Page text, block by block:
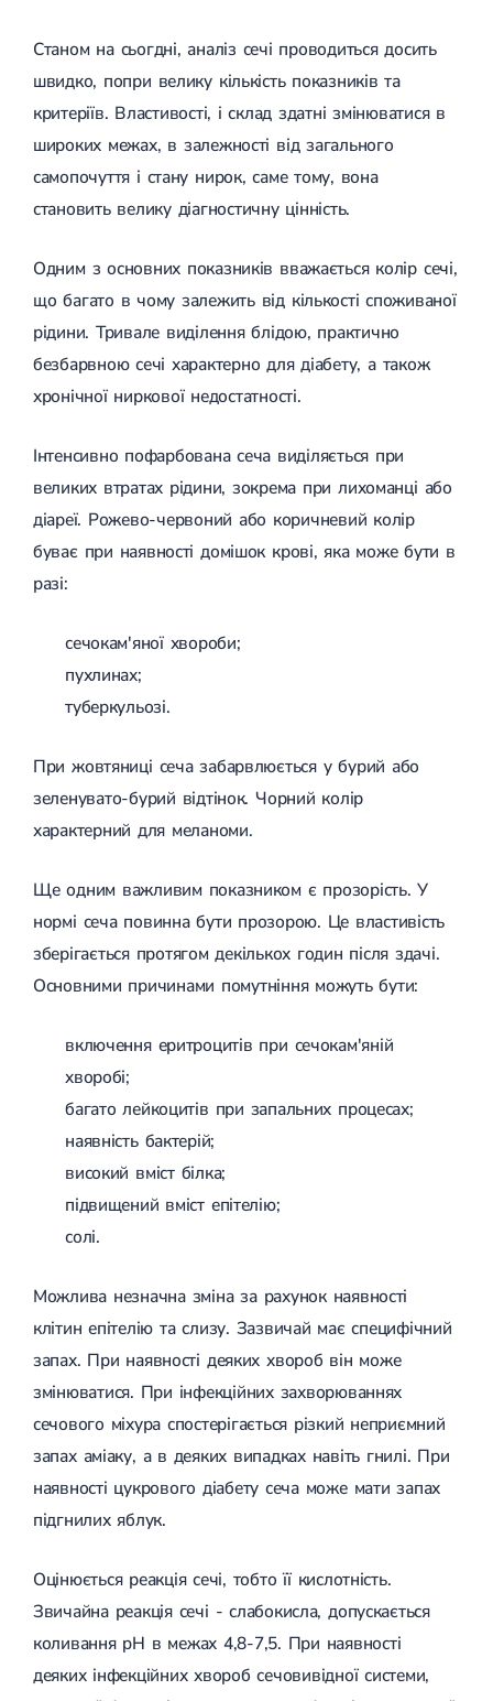
Станом на сьогдні, аналіз сечі проводиться досить
швидко, попри велику кількість показників та
критеріїв. Властивості, і склад здатні змінюватися в
широких межах, в залежності від загального
самопочуття і стану нирок, саме тому, вона
становить велику діагностичну цінність.
Одним з основних показників вважається колір сечі,
що багато в чому залежить від кількості споживаної
рідини. Тривале виділення блідою, практично
безбарвною сечі характерно для діабету, а також
хронічної ниркової недостатності.
Інтенсивно пофарбована сеча виділяється при
великих втратах рідини, зокрема при лихоманці або
діареї. Рожево-червоний або коричневий колір
буває при наявності домішок крові, яка може бути в
разі:
сечокам'яної хвороби;
пухлинах;
туберкульозі.
При жовтяниці сеча забарвлюється у бурий або
зеленувато-бурий відтінок. Чорний колір
характерний для меланоми.
Ще одним важливим показником є ​​прозорість. У
нормі сеча повинна бути прозорою. Це властивість
зберігається протягом декількох годин після здачі.
Основними причинами помутніння можуть бути:
включення еритроцитів при сечокам'яній
хворобі;
багато лейкоцитів при запальних процесах;
наявність бактерій;
високий вміст білка;
підвищений вміст епітелію;
солі.
Можлива незначна зміна за рахунок наявності
клітин епітелію та слизу. Зазвичай має специфічний
запах. При наявності деяких хвороб він може
змінюватися. При інфекційних захворюваннях
сечового міхура спостерігається різкий неприємний
запах аміаку, а в деяких випадках навіть гнилі. При
наявності цукрового діабету сеча може мати запах
підгнилих яблук.
Оцінюється реакція сечі, тобто її кислотність.
Звичайна реакція сечі - слабокисла, допускається
коливання pH в межах 4,8-7,5. При наявності
деяких інфекційних хвороб сечовивідної системи,